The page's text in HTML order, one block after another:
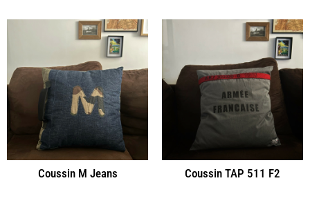
Coussin M Jeans Coussin TAP 511 F2